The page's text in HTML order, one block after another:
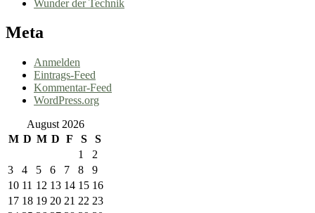
Wunder der Technik
Meta
Anmelden
Eintrags-Feed
Kommentar-Feed
WordPress.org
August 2026
M D M D F S
S
1
2
3
4 5 6 7 8
9
10 11 12 13 14 15 16
17 18 19 20 21 22 23